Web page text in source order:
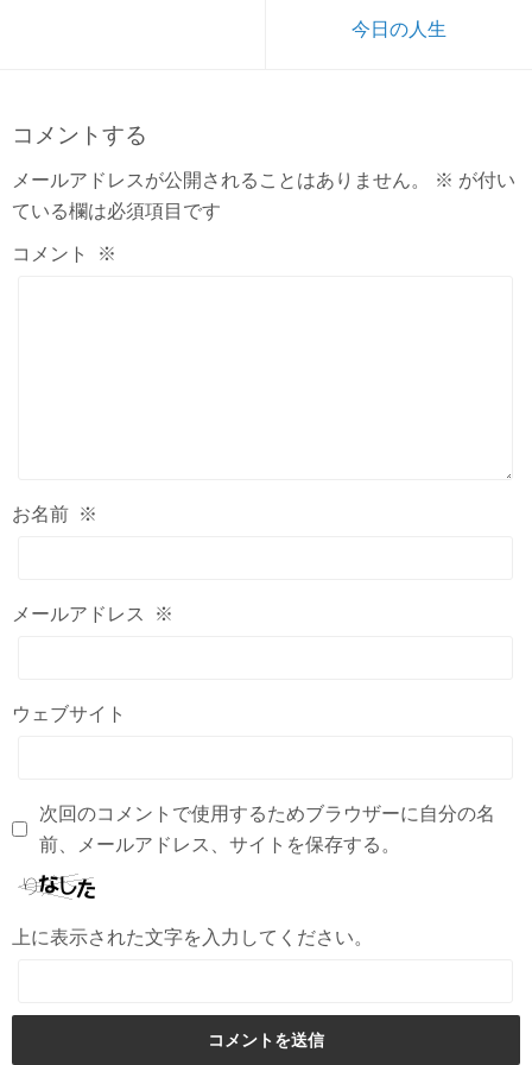
今日の人生
コメントする
メールアドレスが公開されることはありません。 ※ が付い
ている欄は必須項目です
コメント ※
お名前 ※
メールアドレス ※
ウェブサイト
次回のコメントで使用するためブラウザーに自分の名
前、メールアドレス、サイトを保存する。
上に表示された文字を入力してください。